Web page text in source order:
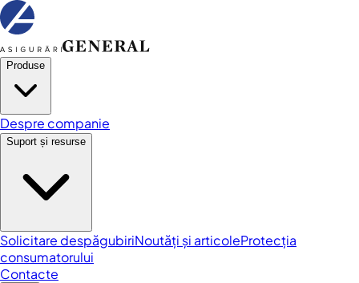
Produse
Despre companie
Suport și resurse
Solicitare despăgubiriNoutăți și articoleProtecția
consumatorului
Contacte